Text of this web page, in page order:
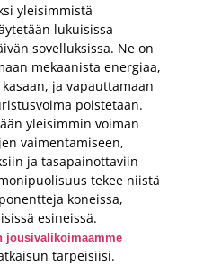
yleisimmistä
lukuisissa
sovelluksissa. Ne on
mekaanista energiaa,
ja vapauttamaan
poistetaan.
yleisimmin voiman
vaimentamiseen,
ja tasapainottaviin
tekee niistä
koneissa,
esineissä.
jousivalikoimaamme
tarpeisiisi.